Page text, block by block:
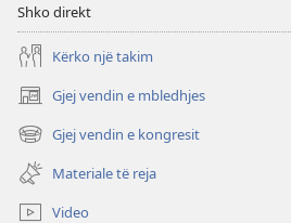
Shko direkt
Kërko një takim
Gjej vendin e mbledhjes
(hap
dritare
të
re)
Gjej vendin e kongresit
(hap
dritare
të
re)
Materiale të reja
Video